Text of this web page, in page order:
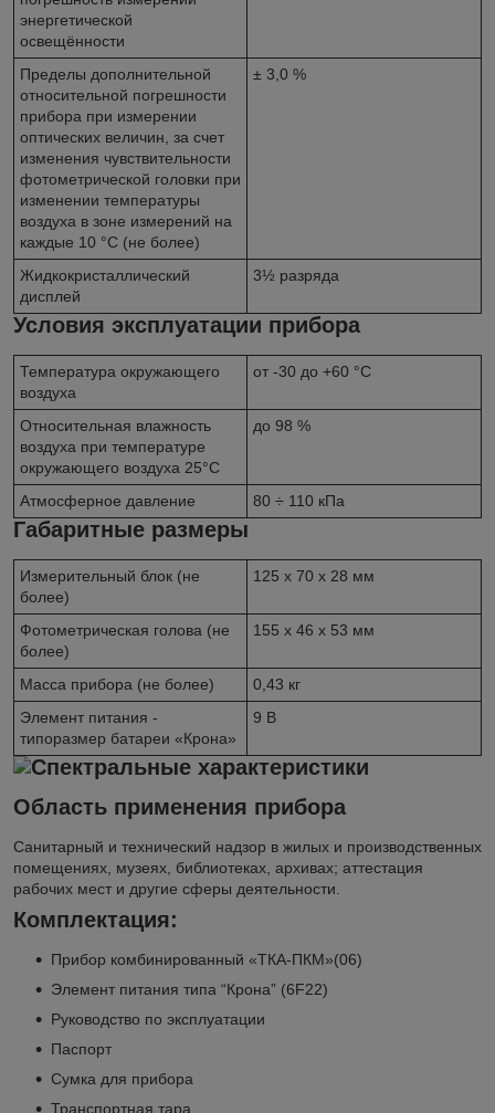
энергетической
освещённости
Пределы дополнительной
относительной погрешности
прибора при измерении
оптических величин, за счет
изменения чувствительности
фотометрической головки при
изменении температуры
воздуха в зоне измерений на
каждые 10 °С (не более)
± 3,0 %
Жидкокристаллический
дисплей
3½ разряда
Условия эксплуатации прибора
Температура окружающего
воздуха
от -30 до +60 °С
Относительная влажность
воздуха при температуре
окружающего воздуха 25°С
до 98 %
Атмосферное давление 80 ÷ 110 кПа
Габаритные размеры
Измерительный блок (не
более)
125 х 70 х 28 мм
Фотометрическая голова (не
более)
155 х 46 х 53 мм
Масса прибора (не более)
0,43 кг
Элемент питания -
типоразмер батареи «Крона»
9 В
Область применения прибора
Санитарный и технический надзор в жилых и производственных
помещениях, музеях, библиотеках, архивах; аттестация
рабочих мест и другие сферы деятельности.
Комплектация:
Прибор комбинированный «ТКА-ПКМ»(06)
Элемент питания типа “Крона” (6F22)
Руководство по эксплуатации
Паспорт
Сумка для прибора
Транспортная тара